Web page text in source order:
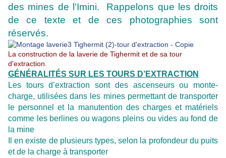
des mines de l'Imini. Rappelons que les droits
de ce texte et de ces photographies sont
réservés.
La construction de la laverie de Tighermit et de sa tour
d'extraction.
GÉNÉRALITÉS SUR LES TOURS D’EXTRACTION
Les tours d’extraction sont des ascenseurs ou monte-
charge, utilisées dans les mines permettant de transporter
le personnel et la manutention des charges et matériels
comme les berlines ou wagons pleins ou vides au fond de
la mine
Il en existe de plusieurs types, selon la profondeur du puits
et de la charge à transporter